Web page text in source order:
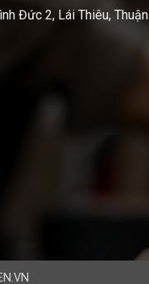
Đức 2, Lái Thiêu, Thuận